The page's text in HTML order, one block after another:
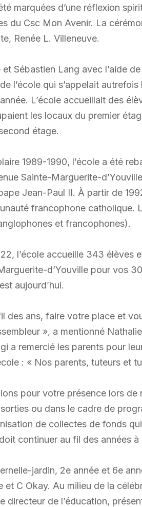
marquées d’une réflexion
du Csc Mon Avenir. La
Renée L. Villeneuve.
Sébastien Lang avec l’aide
l’école qui s’appelait
L’école accueillait des
les locaux du premier
étage.
1989-1990, l’école a été
Sainte-Marguerite-
Jean-Paul II. À partir de
francophone catholique.
et francophones).
l’école accueille 343
d’Youville pour vos
aujourd’hui.
des ans, faire votre place et
», a mentionné
a remercié les parents pour
: « Nos parents, tuteurs et
pour votre présence lors
ou dans le cadre de
de collectes de fonds
continuer au fil des années à
jardin, 2e année et 6e
et C Okay. Au milieu de la
directeur de l’éducation,